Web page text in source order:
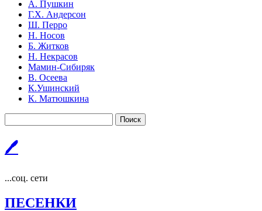
А. Пушкин
Г.Х. Андерсон
Ш. Перро
Н. Носов
Б. Житков
Н. Некрасов
Мамин-Сибиряк
В. Осеева
К.Ушинский
К. Матюшкина
Поиск
🖊
...соц. сети
ПЕСЕНКИ